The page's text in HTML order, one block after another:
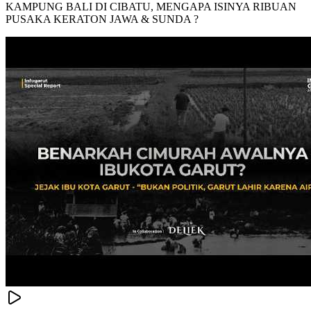
KAMPUNG BALI DI CIBATU, MENGAPA ISINYA RIBUAN
PUSAKA KERATON JAWA & SUNDA ?